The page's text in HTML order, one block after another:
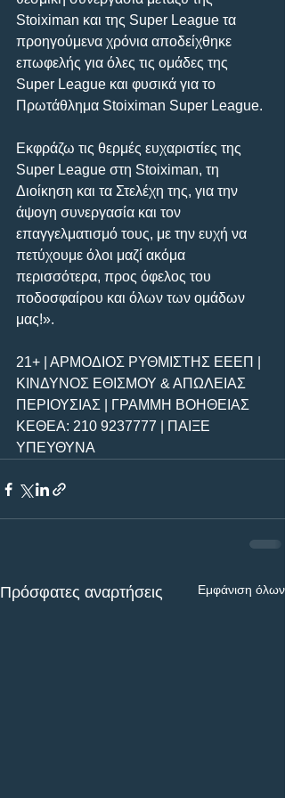
Stoiximan και της Super League τα
προηγούμενα χρόνια αποδείχθηκε
επωφελής για όλες τις ομάδες της
Super League και φυσικά για το
Πρωτάθλημα Stoiximan Super League.
Εκφράζω τις θερμές ευχαριστίες της
Super League στη Stoiximan, τη
Διοίκηση και τα Στελέχη της, για την
άψογη συνεργασία και τον
επαγγελματισμό τους, με την ευχή να
πετύχουμε όλοι μαζί ακόμα
περισσότερα, προς όφελος του
ποδοσφαίρου και όλων των ομάδων
μας!».
21+ | ΑΡΜΟΔΙΟΣ ΡΥΘΜΙΣΤΗΣ ΕΕΕΠ |
ΚΙΝΔΥΝΟΣ ΕΘΙΣΜΟΥ & ΑΠΩΛΕΙΑΣ
ΠΕΡΙΟΥΣΙΑΣ | ΓΡΑΜΜΗ ΒΟΗΘΕΙΑΣ
ΚΕΘΕΑ: 210 9237777 | ΠΑΙΞΕ
ΥΠΕΥΘΥΝΑ
Πρόσφατες αναρτήσεις Εμφάνιση όλων